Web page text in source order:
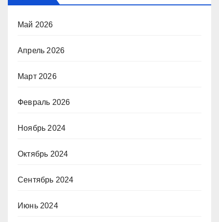
Май 2026
Апрель 2026
Март 2026
Февраль 2026
Ноябрь 2024
Октябрь 2024
Сентябрь 2024
Июнь 2024